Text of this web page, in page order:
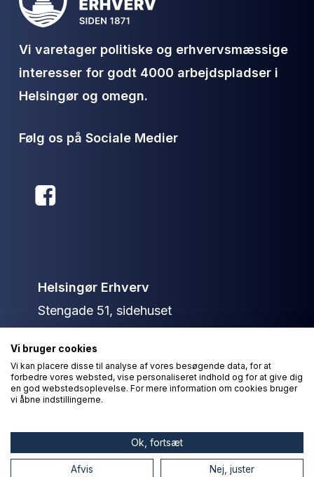
Vi varetager politiske og erhvervsmæssige
interesser for godt 4000 arbejdspladser i
Helsingør og omegn.
Følg os på Sociale Medier
Helsingør Erhverv
Stengade 51, sidehuset
+45 40 13 79 36
info@helsingorerhverv.dk
© Helsingør Erhverv 2026
Vi bruger cookies
Vi kan placere disse til analyse af vores besøgende data, for at
forbedre vores websted, vise personaliseret indhold og for at give dig
en god webstedsoplevelse. For mere information om cookies bruger
vi åbne indstillingerne.
Ok, fortsæt
Afvis Nej, juster